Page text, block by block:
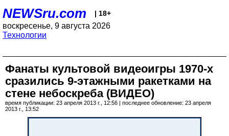
NEWSru.com | 18+
воскресенье, 9 августа 2026
Технологии
Фанаты культовой видеоигры 1970-х
сразились 9-этажными ракетками на
стене небоскреба (ВИДЕО)
время публикации: 23 апреля 2013 г., 12:56 | последнее обновление: 23 апреля
2013 г., 13:52